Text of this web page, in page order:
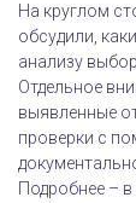
На круглом
обсудили,
анализу
Отдельное
выявленные
проверки с
Подробнее –